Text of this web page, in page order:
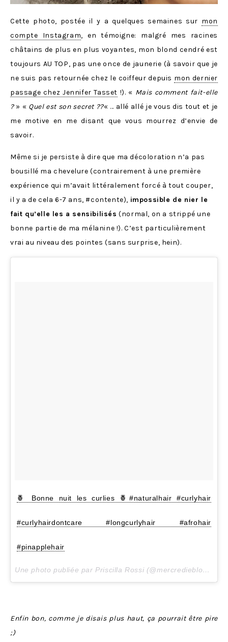
Cette photo, postée il y a quelques semaines sur mon
compte Instagram, en témoigne: malgré mes racines
châtains de plus en plus voyantes, mon blond cendré est
toujours AU TOP, pas une once de jaunerie (à savoir que je
ne suis pas retournée chez le coiffeur depuis mon dernier
passage chez Jennifer Tasset !). « Mais comment fait-elle
?» « Quel est son secret ??« … allé allé je vous dis tout et je
me motive en me disant que vous mourrez d’envie de
savoir.
Même si je persiste à dire que ma décoloration n’a pas
bousillé ma chevelure (contrairement à une première
expérience qui m’avait littéralement forcé à tout couper,
il y a de cela 6-7 ans, #contente), impossible de nier le
fait qu’elle les a sensibilisés (normal, on a strippé une
bonne partie de ma mélanine !). C’est particulièrement
vrai au niveau des pointes (sans surprise, hein).
🍍 Bonne nuit les curlies 🍍#naturalhair #curlyhair
#curlyhairdontcare #longcurlyhair #afrohair
#pinapplehair
Une photo publiée par Priscilla Rossi (@mercredieblog) le
Enfin bon, comme je disais plus haut, ça pourrait être pire
;)